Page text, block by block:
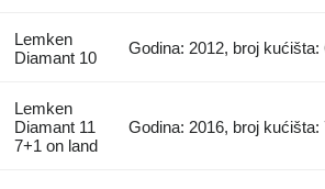
Lemken
Diamant 10
Godina: 2012, broj kućišta:
Lemken
Diamant 11
7+1 on land
Godina: 2016, broj kućišta: